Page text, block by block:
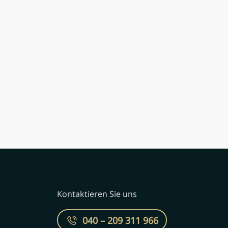
Kontaktieren Sie uns
040 – 209 311 966